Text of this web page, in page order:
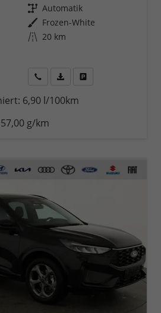
Getriebe Automatik
Außenfarbe Frozen-White
Kilometerstand 20 km
Wir rufen Sie anFahrzeugexposé (PDF)
6,90 l/100km
g/km